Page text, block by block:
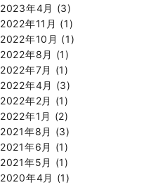
2023年4月 (3)
2022年11月 (1)
2022年10月 (1)
2022年8月 (1)
2022年7月 (1)
2022年4月 (3)
2022年2月 (1)
2022年1月 (2)
2021年8月 (3)
2021年6月 (1)
2021年5月 (1)
2020年4月 (1)